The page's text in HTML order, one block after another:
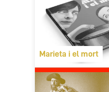
Marieta i el mort